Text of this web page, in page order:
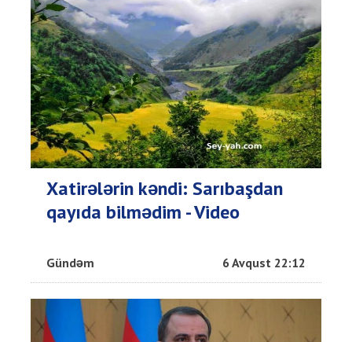
Xatirələrin kəndi: Sarıbaşdan
qayıda bilmədim - Video
Gündəm 6 Avqust 22:12